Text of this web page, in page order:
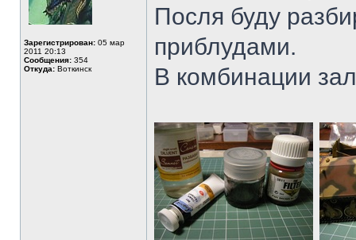
Зарегистрирован: 05 мар
2011 20:13
Сообщения: 354
Откуда: Воткинск
Посля буду
приблудами.
В комбинации